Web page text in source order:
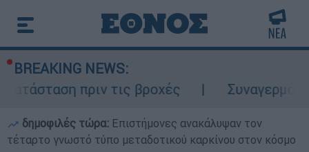
BREAKING NEWS:
πριν τις βροχές
Συναγερμός
δημοφιλές τώρα: Επιστήμονες ανακάλυψαν τον
τέταρτο γνωστό τύπο μεταδοτικού καρκίνου στον κόσμο